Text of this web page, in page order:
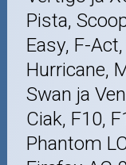
Pista,
Easy, F-
Hurricane,
Swan ja
Ciak, F10,
Phantom